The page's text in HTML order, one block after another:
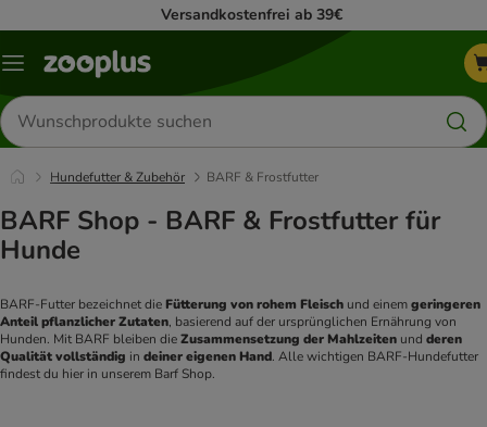
Versandkostenfrei ab 39€
Menü
Produkte
suchen
Hundefutter & Zubehör BARF & Frostfutter
BARF Shop - BARF & Frostfutter für
Hunde
BARF-Futter bezeichnet die Fütterung von rohem Fleisch und einem geringeren
Anteil pflanzlicher Zutaten, basierend auf der ursprünglichen Ernährung von
Hunden. Mit BARF bleiben die Zusammensetzung der Mahlzeiten und deren
Qualität vollständig in deiner eigenen Hand. Alle wichtigen BARF-Hundefutter